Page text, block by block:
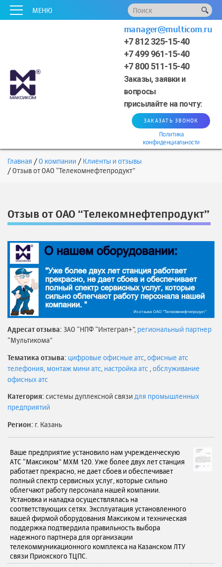
МЕНЮ
+7 812 325-15-40
+7 499 961-15-40
+7 800 511-15-40
Заказы, заявки и
вопросы
присылайте на почту:
manager@multicom.ru
ЗАКАЗАТЬ ЗВОНОК
Политика
конфиденциальности
Главная О компании
Клиенты и отзывы
Отзыв от ОАО “Телекомнефтепродукт”
Отзыв от ОАО “Телекомнефтепродукт”
Адресат отзыва: ЗАО “НПФ “Интеграл+”, региональный партнер
“Мультикома”
Тематика отзыва: цифровые офисные атс офисные атс
телефония монтаж мини атс настройка атс обслуживание
офисных атс
Категория: системы дуплексной связи для промышленных
предприятий
Регион: г. Казань
Ваше предприятие установило нам учрежденческую
АТС “Максиком” MXM 120. Уже более двух лет станция
работает прекрасно, не дает сбоев и обеспечивает
полный спектр сервисных услуг, которые сильно
облегчают работу персонала нашей компании.
Установка и наладка осуществлялась на
соответствующих сетях. Эксплуатация установленного
вашей фирмой оборудования Максиком и техническая
поддержка подтвердила правильность выбора
надежного партнера для организации
телекоммуникационного комплекса на Казанском ЛТУ
связи Приокского ТЦПС.
xxxxx